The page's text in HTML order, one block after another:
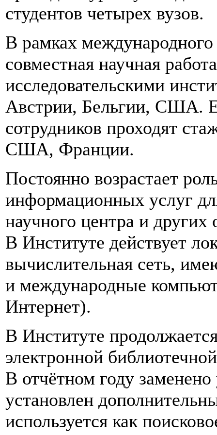
студентов четырех вузов.
В рамках международного
совместная научная
исследовательскими
Австрии, Бельгии, США.
сотрудников проходят
США, Франции.
Постоянно возрастает
информационных услуг
научного центра и других
В Институте действует
вычислительная сеть,
и международные
Интернет).
В Институте
электронной
В отчётном году
установлен
используется как